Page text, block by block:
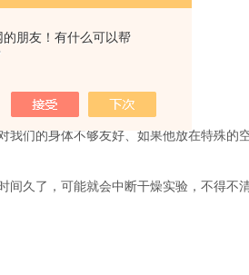
的朋友！有什么可以帮
们的身体不够友好、如果他放在特殊的
久了，可能就会中断干燥实验，不得